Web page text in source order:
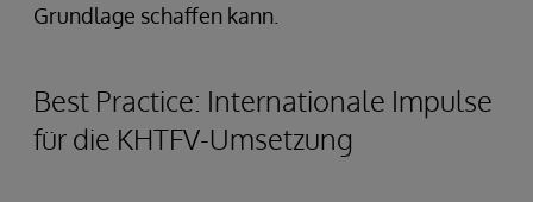
Grundlage schaffen kann.
Best Practice: Internationale Impulse
für die KHTFV-Umsetzung